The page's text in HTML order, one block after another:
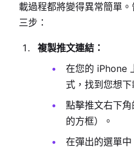
載過程都將變得異常簡單
三步：
複製推文連結：
在您的 iPhone
式，找到您想下
點擊推文右下
的方框）。
在彈出的選單中